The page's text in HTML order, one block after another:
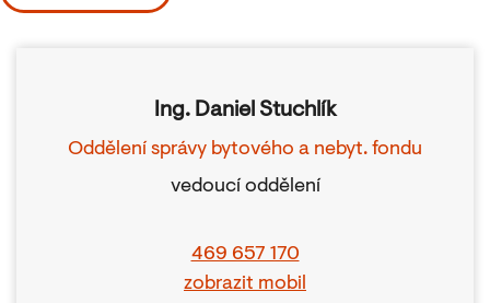
Ing. Daniel Stuchlík
Oddělení správy bytového a nebyt. fondu
vedoucí oddělení
469 657 170
zobrazit mobil